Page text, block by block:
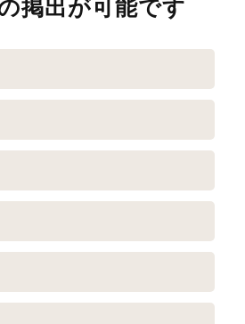
掲出が可能です